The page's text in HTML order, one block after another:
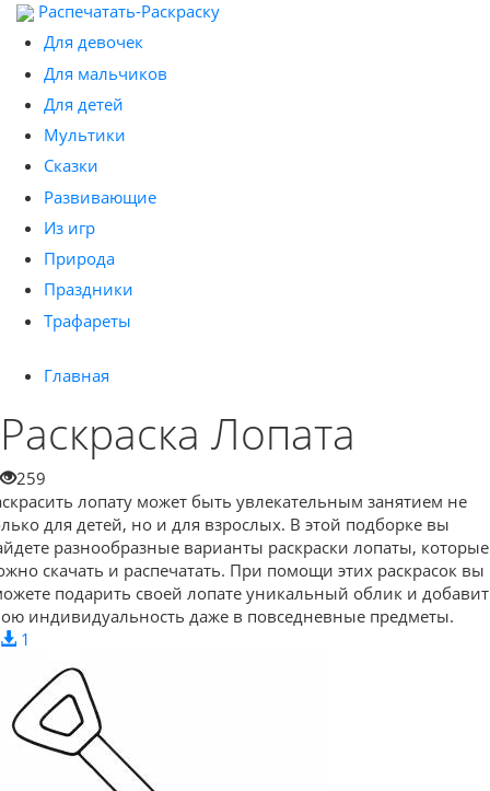
Распечатать-Раскраску
Для девочек
Для мальчиков
Для детей
Мультики
Сказки
Развивающие
Из игр
Природа
Праздники
Трафареты
Главная
Раскраска Лопата
259
лопату может быть увлекательным занятием не
для детей, но и для взрослых. В этой подборке вы
разнообразные варианты раскраски лопаты, которые
скачать и распечатать. При помощи этих раскрасок вы
подарить своей лопате уникальный облик и
индивидуальность даже в повседневные предметы.
1